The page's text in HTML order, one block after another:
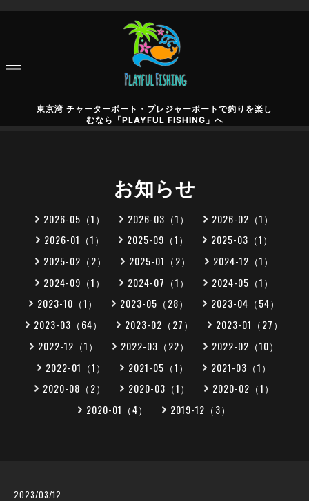
東京湾 チャーターボート・プレジャーボートで釣りを楽し
むなら「PLAYFUL FISHING」へ
お知らせ
2026-05（1） 2026-03（1）
2026-02（1）
2026-01（1）
2025-09（1）
2025-03（1）
2025-02（2）
2025-01（2）
2024-12（1）
2024-09（1）
2024-07（1）
2024-05（1）
2023-10（1）
2023-05（28）
2023-04（54）
2023-03（64）
2023-02（27）
2023-01（27）
2022-12（1）
2022-03（22）
2022-02（10）
2022-01（1）
2021-05（1）
2021-03（1）
2020-08（2）
2020-03（1）
2020-02（1）
2020-01（4）
2019-12（3）
2023/03/12